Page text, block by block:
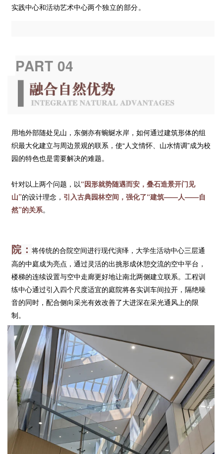
实践中心和活动艺术中心两个独立的部分。
PART 04
用地外部随处见山，东侧亦有蜿蜒水岸，如何通过建筑形体的组
织最大化建立与周边景观的联系，使“人文情怀、山水情调”成为校
园的特色也是需要解决的难题。
针对以上两个问题，以“因形就势随遇而安，叠石造景开门见
山”的设计理念， 引入古典园林空间，强化了“建筑——人——自
然”的关系。
院：将传统的合院空间进行现代演绎，大学生活动中心三层通
高的中庭成为亮点，通过灵活的出挑形成休憩交流的空中平台，
楼梯的连续设置与空中走廊更好地让南北两侧建立联系。工程训
练中心通过引入四个尺度适宜的庭院将各实训车间拉开，隔绝噪
音的同时，配合侧向采光有效改善了大进深在采光通风上的限
制。